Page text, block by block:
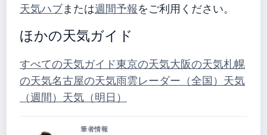
天気ハブまたは週間予報をご利用ください。
ほかの天気ガイド
すべての天気ガイド東京の天気大阪の天気札幌
の天気名古屋の天気雨雲レーダー（全国） 天気
（週間） 天気（明日）
筆者情報